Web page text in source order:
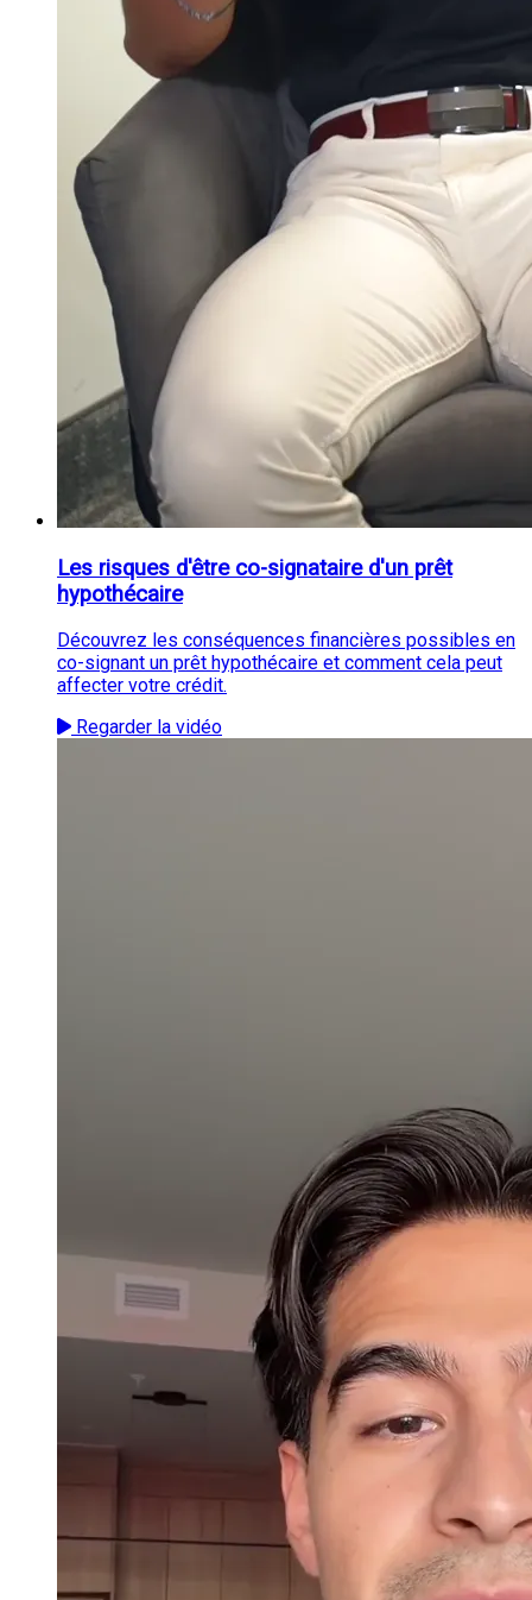
Les risques d'être co-signataire d'un prêt
hypothécaire
Découvrez les conséquences financières possibles en
co-signant un prêt hypothécaire et comment cela peut
affecter votre crédit.
Regarder la vidéo